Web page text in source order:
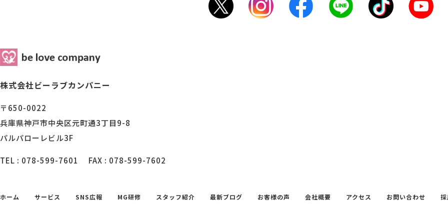
株式会社ビーラブカンパニー
〒650-0022
兵庫県神戸市中央区元町通3丁目9-8
パルパローレビル3F
TEL : 078-599-7601 FAX : 078-599-7602
ホーム サービス SNS広報 MG研修 スタッフ紹介 最新ブログ お客様の声 会社概要 アクセス お問い合わせ